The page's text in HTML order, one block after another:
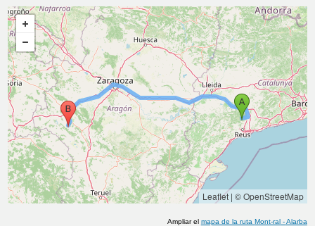
Leaflet| © OpenStreetMap
Ampliar el mapa de la ruta Mont-ral-Alarba